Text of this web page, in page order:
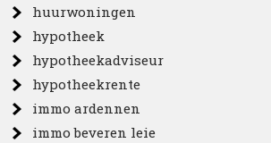
huurwoningen
hypotheek
hypotheekadviseur
hypotheekrente
immo ardennen
immo beveren leie